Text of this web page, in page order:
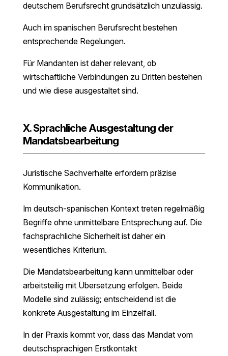
deutschem Berufsrecht grundsätzlich unzulässig.
Auch im spanischen Berufsrecht bestehen
entsprechende Regelungen.
Für Mandanten ist daher relevant, ob
wirtschaftliche Verbindungen zu Dritten bestehen
und wie diese ausgestaltet sind.
X. Sprachliche Ausgestaltung der
Mandatsbearbeitung
Juristische Sachverhalte erfordern präzise
Kommunikation.
Im deutsch-spanischen Kontext treten regelmäßig
Begriffe ohne unmittelbare Entsprechung auf. Die
fachsprachliche Sicherheit ist daher ein
wesentliches Kriterium.
Die Mandatsbearbeitung kann unmittelbar oder
arbeitsteilig mit Übersetzung erfolgen. Beide
Modelle sind zulässig; entscheidend ist die
konkrete Ausgestaltung im Einzelfall.
In der Praxis kommt vor, dass das Mandat vom
deutschsprachigen Erstkontakt